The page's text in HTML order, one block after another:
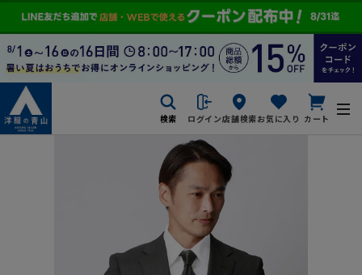
検索 ログイン店舗検索お気に入り カート